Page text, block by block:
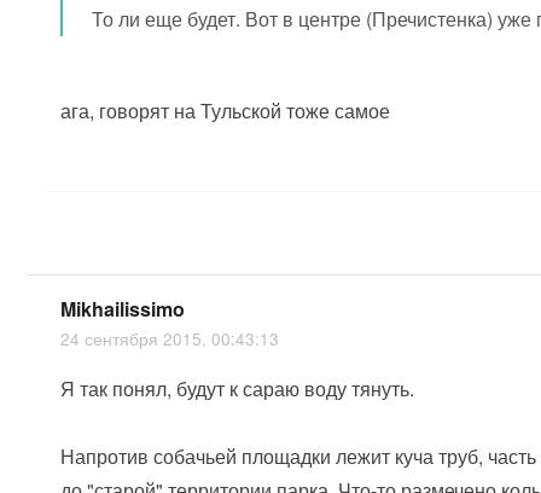
То ли еще будет. Вот в центре (Пречистенка)
ага, говорят на Тульской тоже самое
Mikhailissimo
24 сентября 2015, 00:43:13
Я так понял, будут к сараю воду тянуть.
Напротив собачьей площадки лежит куча труб,